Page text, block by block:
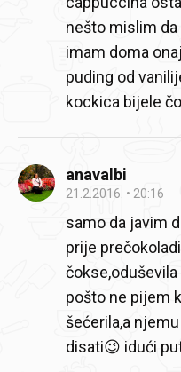
nešto mislim
imam doma onaj
puding od
kockica bijele
anavalbi
21.2.2016. 20:16
samo da javim
prije
pošto ne pijem
šećerila,a
disati😉 idući